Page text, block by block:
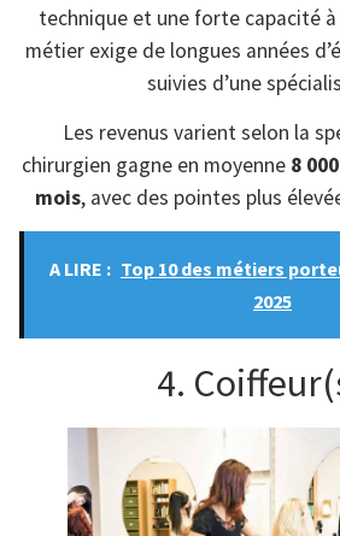
technique et une forte capacité
métier exige de longues années
suivies d’une
Les revenus varient selon la
chirurgien gagne en moyenne 8
mois, avec des pointes plus
A LIRE : Top 10 des métiers
2025
4.